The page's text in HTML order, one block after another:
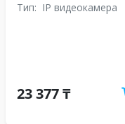
Тип: IP видеокамера
23 377 ₸